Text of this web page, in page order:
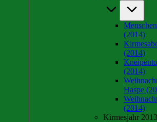
(2014)
(2014)
(2014)
Haspe
(2014)
Kirmesjahr 2013